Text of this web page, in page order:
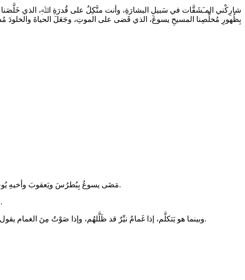
شارِكْني المـَشَقَّات في سَبيلِ البشارَةِ، وأنت متَّكِلٌ على قُدرَةِ اﷲِ، الذي خَلَّصَنا
بِظُهورِ مُخلِّصِنا المسيحِ يسوعَ، الذي قَضى على الموتِ، وجَعَلَ الحياةَ والخلودَ
مَضَى يسوعُ بِبُطرُسَ ويَعقوبَ وأخيهِ يُوحَنّا، فانفَرَدَ بِهِم على جَبَلٍ عالٍ، وتجلّى بِمَرأى مِنهم فأشَعَّ وَجهُهُ كالشمسِ، وتَلَألَأت ثِيابُهُ كالنُّور. وإذا موسى وإيليَّا قد تَراءَيا لَهم يُكلِّمانَهُ.
فَخاطَبَ بُطرسُ يسوعَ قال: «يا ربّ،
وبينما هو يَتكلَّم، إذا غَمامٌ نيِّرٌ قد ظَلَّلهُم، وإذا صَوْتٌ مِنَ الغمام يقول: «هذا هو ابني الحبيب الذي عَنهُ رَضيتُ، فَلَهُ اسمَعوا». فلمَّـا سَِمع التلاميذُ ذلكَ، سقطوا على وجوهِهِم، وقد استولى عليهِم خوفٌ شديد.